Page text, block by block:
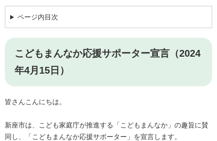
ページ内目次
こどもまんなか応援サポーター宣言（2024
年4月15日）
皆さんこんにちは。
新座市は、こども家庭庁が推進する「こどもまんなか」の趣旨に賛
同し、「こどもまんなか応援サポーター」を宣言します。